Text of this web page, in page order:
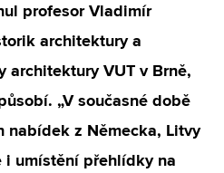
profesor Vladimír
architektury a
architektury VUT v Brně,
„V současné době
nabídek z Německa, Litvy
i umístění přehlídky na